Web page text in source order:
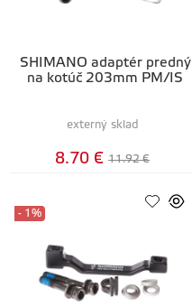
SHIMANO adaptér predný
na kotúč 203mm PM/IS
externý sklad
8.70 € 11.92 €
- 1%